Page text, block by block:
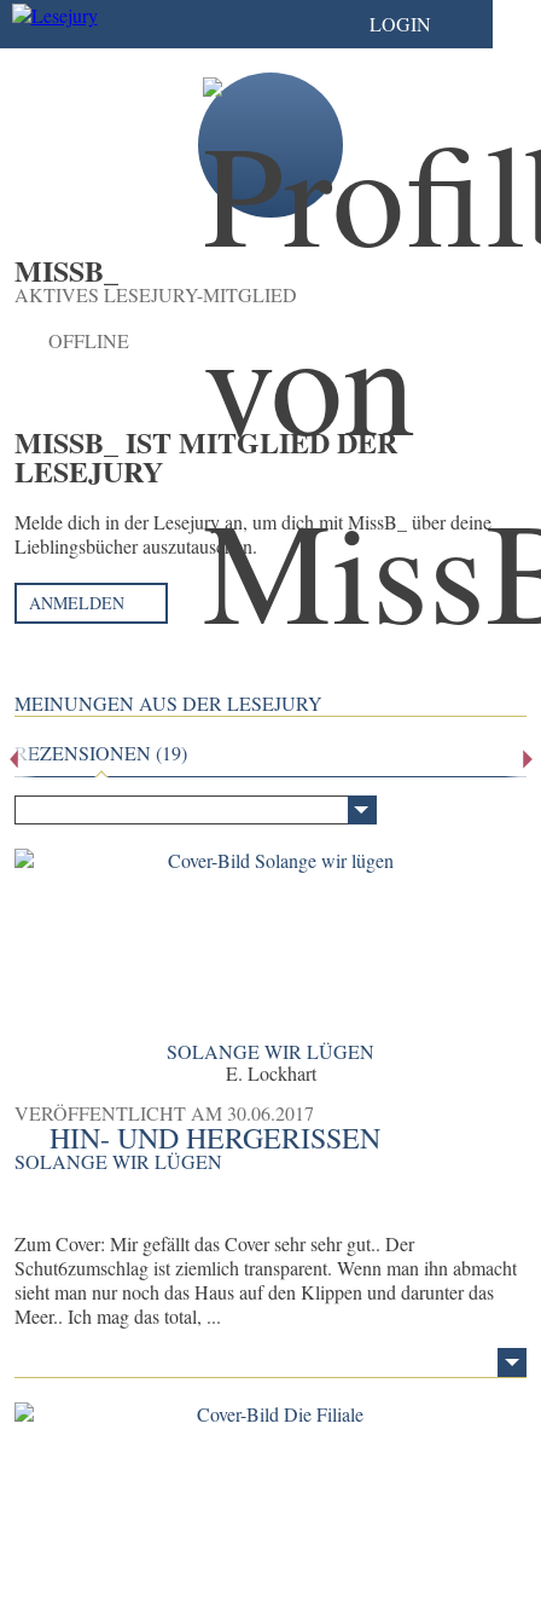
LOGIN
MISSB_
AKTIVES LESEJURY-MITGLIED
OFFLINE
MISSB_ IST MITGLIED DER
LESEJURY
Melde dich in der Lesejury an, um dich mit MissB_ über deine
Lieblingsbücher auszutauschen.
ANMELDEN
MEINUNGEN AUS DER LESEJURY
REZENSIONEN (19)
SOLANGE WIR LÜGEN
E. Lockhart
VERÖFFENTLICHT AM 30.06.2017
HIN- UND HERGERISSEN
SOLANGE WIR LÜGEN
Zum Cover: Mir gefällt das Cover sehr sehr gut.. Der
Schut6zumschlag ist ziemlich transparent. Wenn man ihn abmacht
sieht man nur noch das Haus auf den Klippen und darunter das
Meer.. Ich mag das total, ...